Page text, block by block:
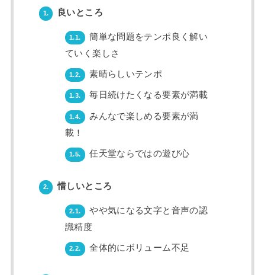
1. 良いところ
1.1.
簡単な問題をテンポ良く解い
ていく楽しさ
1.2. 素晴らしいテンポ
1.3. 毎日続けたくなる要素が満載
1.4.
みんなで楽しめる要素が満
載！
1.5. 任天堂ならではの遊び心
2. 惜しいところ
2.1.
やや気になる文字と音声の認
識精度
2.2. 全体的にボリューム不足